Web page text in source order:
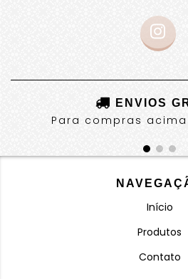
ENVIOS
Para compras acima
Início
Produtos
Contato